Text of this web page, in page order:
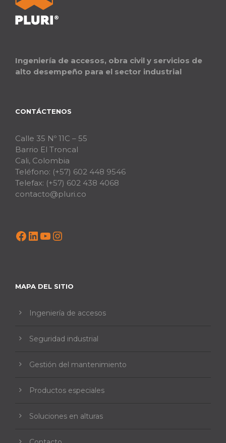
Ingeniería de accesos, obra civil y servicios de
alto desempeño para el sector industrial
CONTÁCTENOS
Calle 35 Nº 11C – 55
Barrio El Troncal
Cali, Colombia
Teléfono: (+57) 602 448 9546
Telefax: (+57) 602 438 4068
contacto@pluri.co
Facebook LinkedIn YouTube Instagram
MAPA DEL SITIO
Ingeniería de accesos
Seguridad industrial
Gestión del mantenimiento
Productos especiales
Soluciones en alturas